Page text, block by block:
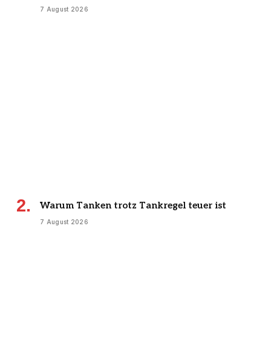
7 August 2026
Warum Tanken trotz Tankregel teuer ist
7 August 2026